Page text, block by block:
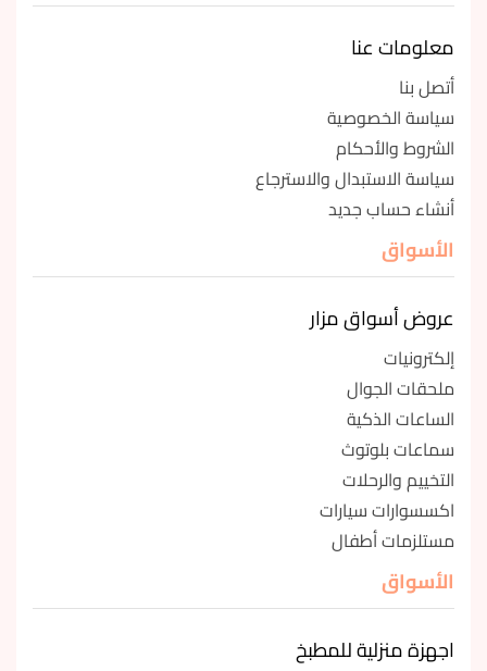
معلومات عنا
أتصل بنا
سياسة الخصوصية
الشروط والأحكام
سياسة الاستبدال والاسترجاع
أنشاء حساب جديد
الأسواق
عروض أسواق مزار
إلكترونيات
ملحقات الجوال
الساعات الذكية
سماعات بلوتوث
التخييم والرحلات
اكسسوارات سيارات
مستلزمات أطفال
الأسواق
اجهزة منزلية للمطبخ